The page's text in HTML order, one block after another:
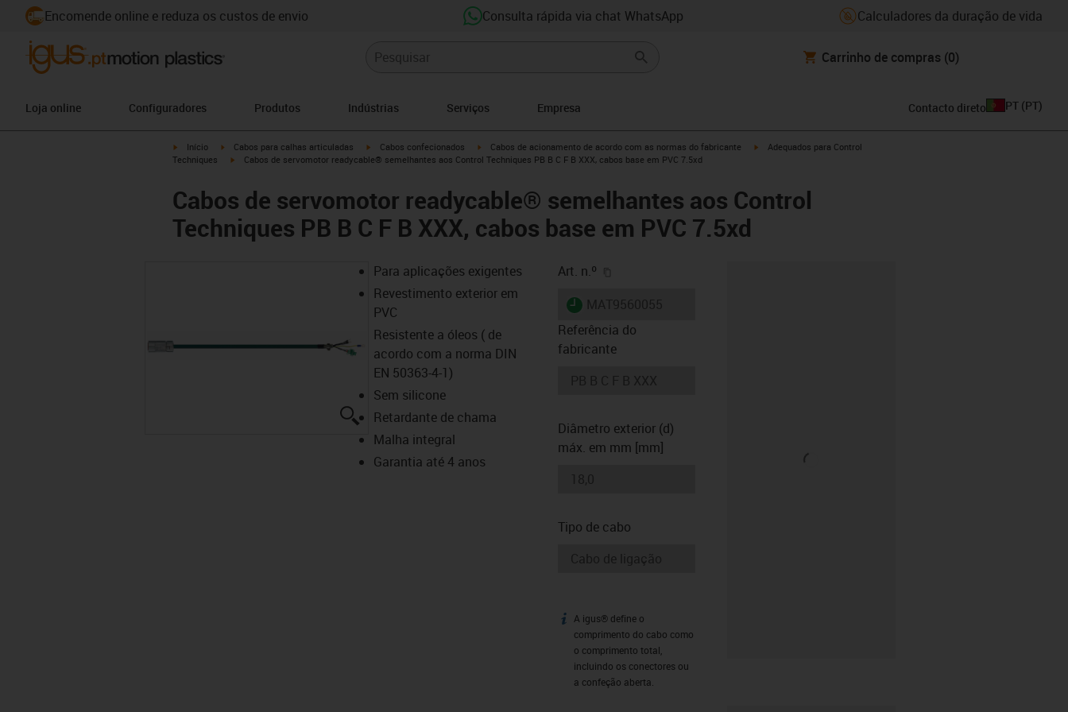
Encomende online e reduza os custos de envio Consulta rápida via chat WhatsApp Calculadores da duração de vida
Carrinho de compras (0)
Loja online Configuradores Produtos Indústrias Serviços Empresa Contacto direto PT (PT)
igus-icon-arrow-right
Início igus-icon-arrow-right
Cabos para calhas articuladas igus-icon-arrow-right
Cabos confecionados igus-icon-arrow-right
Cabos de acionamento de acordo com as normas do fabricante igus-icon-arrow-right
Adequados para Control
Techniques
igus-icon-arrow-right
Cabos de servomotor readycable® semelhantes aos Control Techniques PB B C F B XXX, cabos base em PVC 7.5xd
Cabos de servomotor readycable® semelhantes aos Control
Techniques PB B C F B XXX, cabos base em PVC 7.5xd
igus-icon-lupe
Para aplicações exigentes
Revestimento exterior em
PVC
Resistente a óleos ( de
acordo com a norma DIN
EN 50363-4-1)
Sem silicone
Retardante de chama
Malha integral
Garantia até 4 anos
Art. n.º
igus-icon-lieferzeit
Referência do
fabricante
Diâmetro exterior (d)
máx. em mm [mm]
Tipo de cabo
igus-icon-info
A igus® define o
comprimento do cabo como
o comprimento total,
incluindo os conectores ou
a confeção aberta.